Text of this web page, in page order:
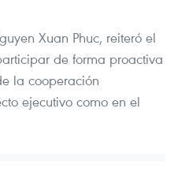
Xuan Phuc, reiteró el
de forma proactiva
la cooperación
ejecutivo como en el